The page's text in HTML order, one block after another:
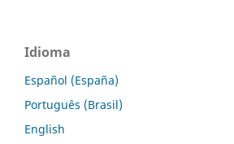
Idioma
Español (España)
Português (Brasil)
English